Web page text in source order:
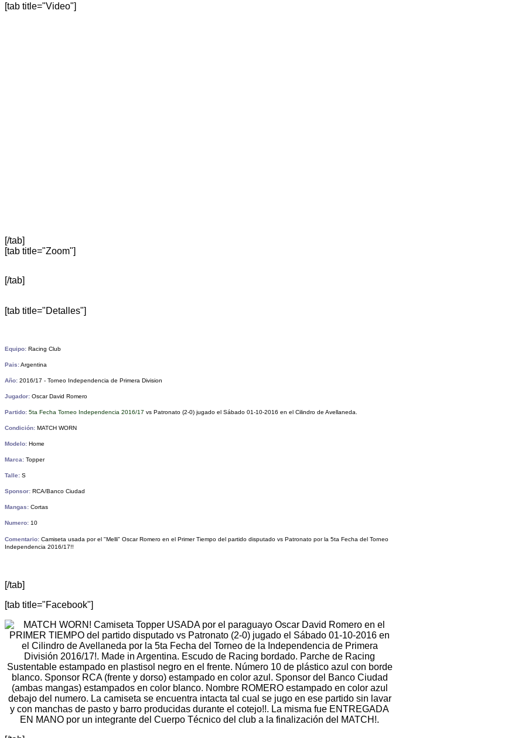
[tab title="Video"]
[/tab]
[tab title="Zoom"]
[/tab]
[tab title="Detalles"]
Equipo: Racing Club
Pais:Argentina
Año: 2016/17 - Torneo Independencia de Primera Division
Jugador: Oscar David Romero
Partido: 5ta Fecha Torneo Independencia 2016/17 vs Patronato (2-0) jugado el Sábado 01-10-2016 en el Cilindro de Avellaneda
Condición: MATCH WORN
Modelo: Home
Marca: Topper
Talle: S
Sponsor: RCA/Banco Ciudad
Mangas: Cortas
Numero: 10
Comentario: Camiseta usada por el "Melli" Oscar Romero en el Primer Tiempo del partido disputado vs Patronato por la 5ta Fecha del Torneo
Independencia 2016/17!!
[/tab]
[tab title="Facebook"]